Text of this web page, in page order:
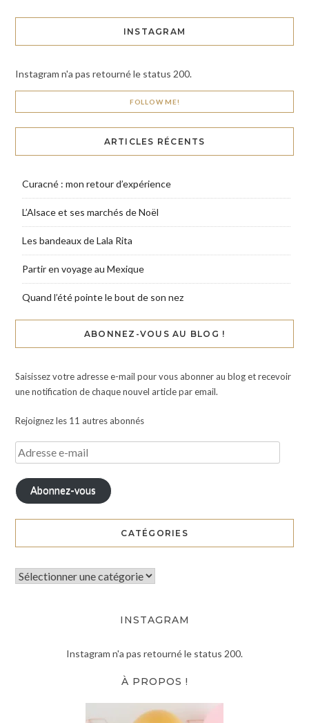
INSTAGRAM
Instagram n'a pas retourné le status 200.
FOLLOW ME!
ARTICLES RÉCENTS
Curacné : mon retour d’expérience
L’Alsace et ses marchés de Noël
Les bandeaux de Lala Rita
Partir en voyage au Mexique
Quand l’été pointe le bout de son nez
ABONNEZ-VOUS AU BLOG !
Saisissez votre adresse e-mail pour vous abonner au blog et recevoir
une notification de chaque nouvel article par email.
Rejoignez les 11 autres abonnés
Abonnez-vous
CATÉGORIES
INSTAGRAM
Instagram n'a pas retourné le status 200.
À PROPOS !